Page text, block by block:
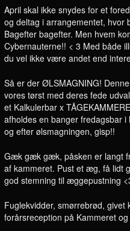
April skal ikke snydes for et
og deltag i arrangementet, hvor
Bagefter bagefter. Men hvem
Cybernauterne!! < 3 Med både
du vel ikke være andet end
Så er der ØLSMAGNING!
vores tørst med deres fede
et Kalkulerbar x
afholdes en banger fredagsbar
og efter ølsmagningen, gisp!!
Gæk gæk gæk, påsken er langt
af kammeret. Pust et æg, få lidt
god stemning til æggepustning
Fuglekvidder, smørrebrød,
forårsreception på Kammeret